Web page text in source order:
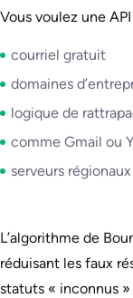
Vous voulez une
courriel gratuit
domaines
logique de
comme Gmail ou
serveurs
L’algorithme de
réduisant les faux
statuts « inconnus »